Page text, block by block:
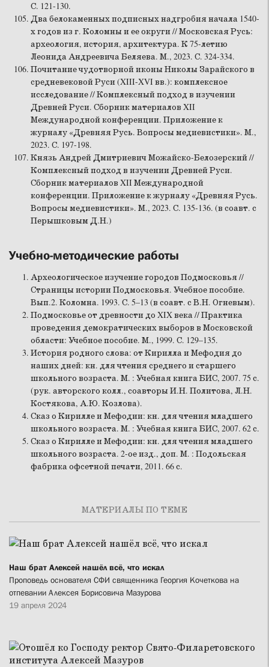
С. 121-130.
Два белокаменных подписных надгробия начала 1540-
х годов из г. Коломны и ее округи // Московская Русь:
археология, история, архитектура. К 75-летию
Леонида Андреевича Беляева. М., 2023. С. 324-334.
Почитание чудотворной иконы Николы Зарайского в
средневековой Руси (XIII-XVI вв.): комплексное
исследование // Комплексный подход в изучении
Древней Руси. Сборник материалов XII
Международной конференции. Приложение к
журналу «Древняя Русь. Вопросы медиевистики». М.,
2023. С. 197-198.
Князь Андрей Дмитриевич Можайско-Белозерский //
Комплексный подход в изучении Древней Руси.
Сборник материалов XII Международной
конференции. Приложение к журналу «Древняя Русь.
Вопросы медиевистики». М., 2023. С. 135-136. (в соавт. с
Перышковым Д.Н.)
Учебно-методические работы
Археологическое изучение городов Подмосковья //
Страницы истории Подмосковья. Учебное пособие.
Вып.2. Коломна. 1993. С. 5–13 (в соавт. с В.Н. Огневым).
Подмосковье от древности до XIX века // Практика
проведения демократических выборов в Московской
области: Учебное пособие. М., 1999. С. 129–135.
История родного слова: от Кирилла и Мефодия до
наших дней: кн. для чтения среднего и старшего
школьного возраста. М. : Учебная книга БИС, 2007. 75 с.
(рук. авторского колл., соавторы И.Н. Политова, Л.Н.
Костякова, А.Ю. Козлова).
Сказ о Кирилле и Мефодии: кн. для чтения младшего
школьного возраста. М. : Учебная книга БИС, 2007. 62 с.
Сказ о Кирилле и Мефодии: кн. для чтения младшего
школьного возраста. 2-ое изд., доп. М. : Подольская
фабрика офсетной печати, 2011. 66 с.
МАТЕРИАЛЫ ПО ТЕМЕ
Наш брат Алексей нашёл всё, что искал
Проповедь основателя СФИ священника Георгия Кочеткова на
отпевании Алексея Борисовича Мазурова
19 апреля 2024